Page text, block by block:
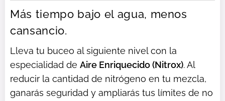
Más tiempo bajo el agua, menos
cansancio.
Lleva tu buceo al siguiente nivel con la
especialidad de Aire Enriquecido (Nitrox). Al
reducir la cantidad de nitrógeno en tu mezcla,
ganarás seguridad y ampliarás tus límites de no